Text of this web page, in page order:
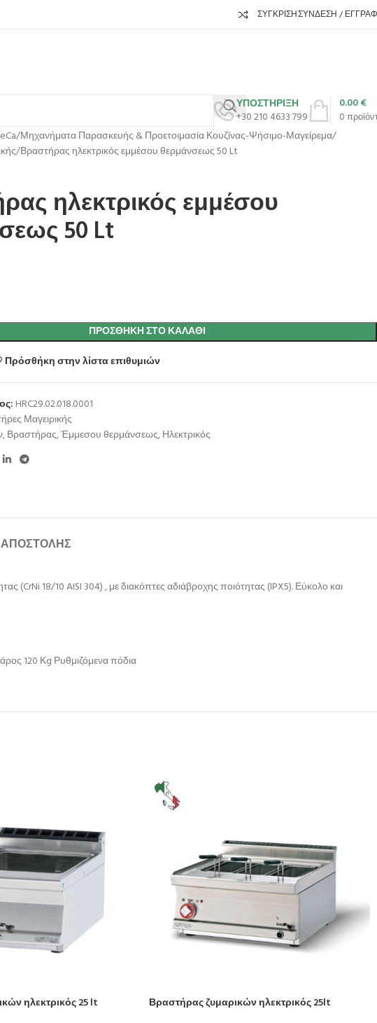
ΣΎΓΚΡΙΣΗΣΎΝΔΕΣΗ /
ΥΠΟΣΤΗΡΙΞΗ
+30 210 4633 799
0
0.00€
Μηχανήματα Παρασκευής & Προετοιμασία Κουζίνας-Ψήσιμο-Μαγείρεμα
Βραστήρας ηλεκτρικός εμμέσου θερμάνσεως 50 Lt
ηλεκτρικός εμμέσου
50 Lt
ΠΡΟΣΘΉΚΗ ΣΤΟ ΚΑΛΆΘΙ
Πρόσθήκη στην λίστα επιθυμιών
HRC29.02.018.0001
Μαγειρικής
,Βραστήρας,Έμμεσου θερμάνσεως,Ηλεκτρικός
18/10 AISI 304) , με διακόπτες αδιάβροχης ποιότητας (IPX5). Εύκολο και
120 Κg Ρυθμιζόμενα πόδια
ηλεκτρικός 25 lt
Βραστήρας ζυμαρικών ηλεκτρικός 25lt